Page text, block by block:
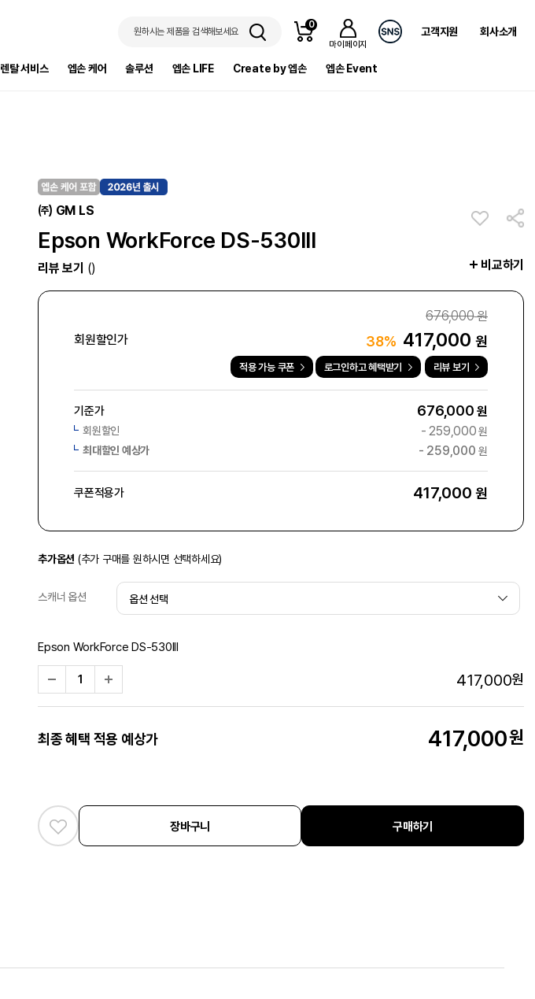
원하시는 제품을 검색해보세요
0
마이페이지
고객지원 회사소개
렌탈 서비스 엡손 케어 솔루션 엡손 LIFE Create by 엡손 엡손 Event
㈜ GM LS
Epson WorkForce DS-530III
리뷰 보기 () 비교하기
676,000원
회원할인가
38% 417,000원
적용 가능 쿠폰 로그인하고 혜택받기 리뷰 보기
기준가 676,000원
회원할인 -259,000원
최대할인 예상가
- 259,000 원
쿠폰적용가 417,000 원
추가옵션 (추가 구매를 원하시면 선택하세요)
스캐너 옵션
Epson WorkForce DS-530III
417,000원
최종 혜택 적용 예상가 417,000원
장바구니 구매하기